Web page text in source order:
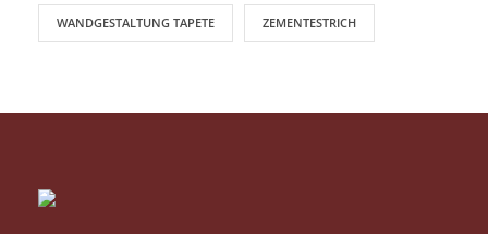
WANDGESTALTUNG TAPETE ZEMENTESTRICH